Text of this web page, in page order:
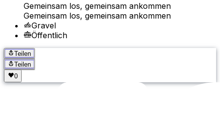
Gemeinsam los, gemeinsam ankommen
Gemeinsam los, gemeinsam ankommen
Gravel
Öffentlich
Teilen
Teilen